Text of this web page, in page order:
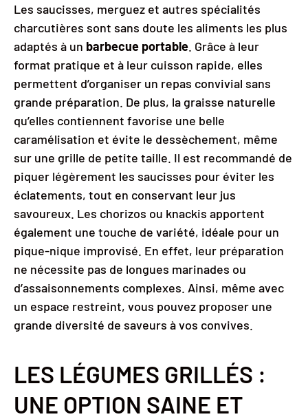
Les saucisses, merguez et autres spécialités
charcutières sont sans doute les aliments les plus
adaptés à un barbecue portable. Grâce à leur
format pratique et à leur cuisson rapide, elles
permettent d’organiser un repas convivial sans
grande préparation. De plus, la graisse naturelle
qu’elles contiennent favorise une belle
caramélisation et évite le dessèchement, même
sur une grille de petite taille. Il est recommandé de
piquer légèrement les saucisses pour éviter les
éclatements, tout en conservant leur jus
savoureux. Les chorizos ou knackis apportent
également une touche de variété, idéale pour un
pique-nique improvisé. En effet, leur préparation
ne nécessite pas de longues marinades ou
d’assaisonnements complexes. Ainsi, même avec
un espace restreint, vous pouvez proposer une
grande diversité de saveurs à vos convives.
LES LÉGUMES GRILLÉS :
UNE OPTION SAINE ET